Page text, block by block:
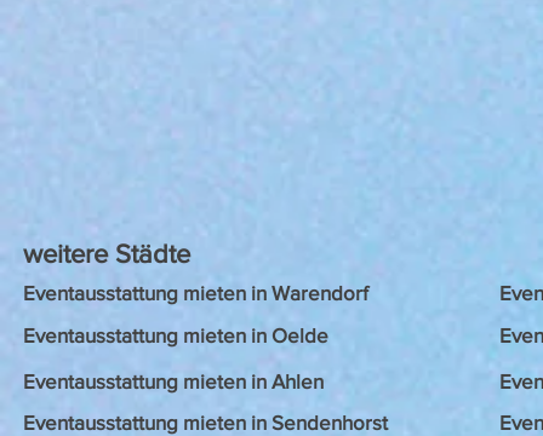
weitere Städte
Eventausstattung mieten in Warendorf
Eventausstattung mieten in Oelde
Eventausstattung mieten in Ahlen
Eventausstattung mieten in Sendenhorst